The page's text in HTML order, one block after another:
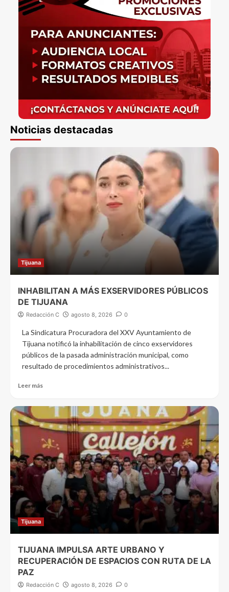
Noticias destacadas
Tijuana
INHABILITAN A MÁS EXSERVIDORES PÚBLICOS
DE TIJUANA
Redacción C agosto 8, 2026 0
La Sindicatura Procuradora del XXV Ayuntamiento de
Tijuana notificó la inhabilitación de cinco exservidores
públicos de la pasada administración municipal, como
resultado de procedimientos administrativos...
Leer más
Tijuana
TIJUANA IMPULSA ARTE URBANO Y
RECUPERACIÓN DE ESPACIOS CON RUTA DE LA
PAZ
Redacción C agosto 8, 2026 0